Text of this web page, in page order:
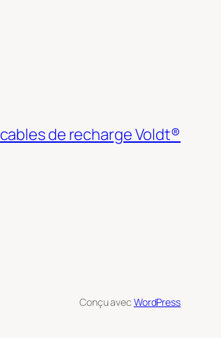
cables de recharge Voldt®
Conçu avec WordPress